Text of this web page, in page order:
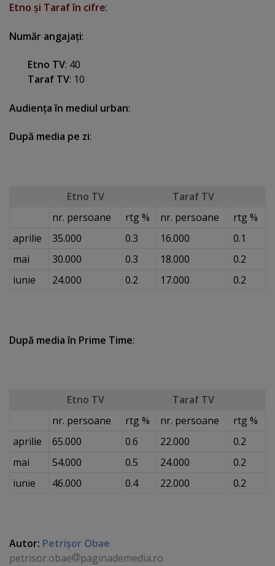
Etno şi Taraf în cifre:
Număr angajaţi:
Etno TV: 40
Taraf TV: 10
Audienţa în mediul urban:
După media pe zi:
Etno TV
Taraf TV
nr. persoane
rtg % nr. persoane
rtg %
aprilie
35.000 0.3 16.000
0.1
mai
30.000 0.3 18.000
0.2
iunie
24.000 0.2 17.000 0.2
După media în Prime Time:
Etno TV
Taraf TV
nr. persoane
rtg % nr. persoane
rtg %
aprilie
65.000 0.6 22.000
0.2
mai
54.000 0.5 24.000
0.2
iunie
46.000 0.4 22.000 0.2
Autor: Petrişor Obae
petrisor.obae
paginademedia.ro